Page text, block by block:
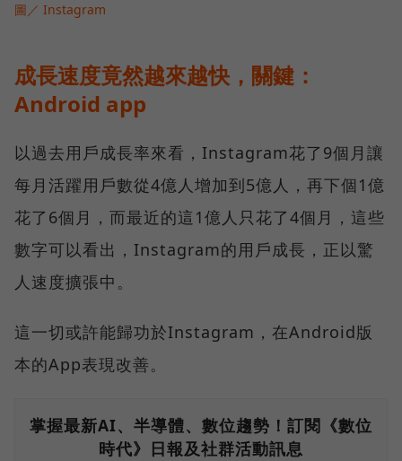
圖／ Instagram
成長速度竟然越來越快，關鍵：
Android app
以過去用戶成長率來看，Instagram花了9個月讓
每月活躍用戶數從4億人增加到5億人，再下個1億
花了6個月，而最近的這1億人只花了4個月，這些
數字可以看出，Instagram的用戶成長，正以驚
人速度擴張中。
這一切或許能歸功於Instagram，在Android版
本的App表現改善。
掌握最新AI、半導體、數位趨勢！訂閱《數位
時代》日報及社群活動訊息